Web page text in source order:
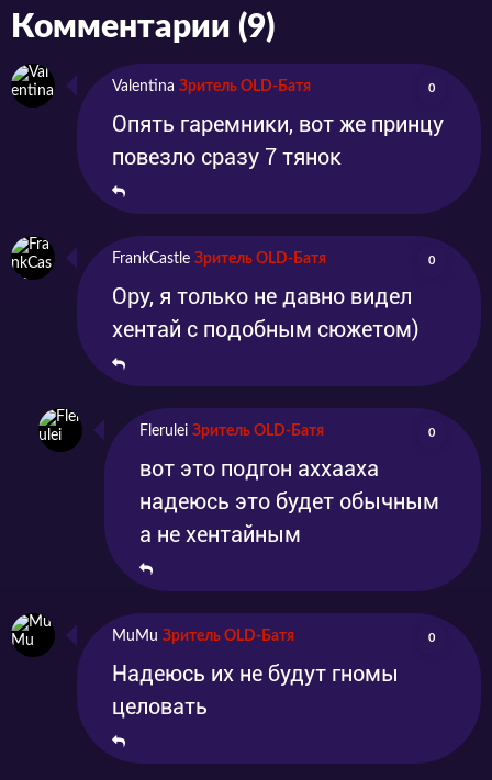
Задача оказалась не такой простой. Теперь
Алеку и девушкам предстоит разгадать
тайну проклятию и спасти «Амараллис». В
итоге герои начинают совместный путь,
полный опасностей и сложностей, чтобы
разрушить чары.
Комментарии (9)
Valentina Зритель OLD-Батя 0
Опять гаремники, вот же принцу
повезло сразу 7 тянок
FrankCastle Зритель OLD-Батя 0
Ору, я только не давно видел
хентай с подобным сюжетом)
Flerulei Зритель OLD-Батя 0
вот это подгон аххааха
надеюсь это будет обычным
а не хентайным
MuMu Зритель OLD-Батя 0
Надеюсь их не будут гномы
целовать